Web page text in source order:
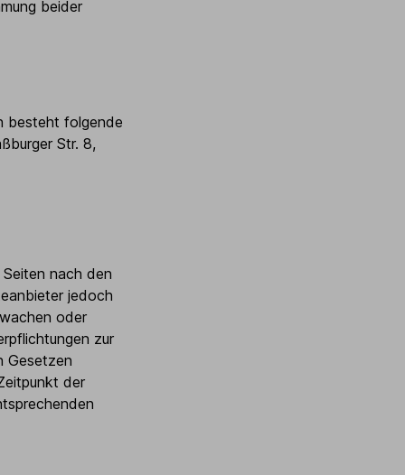
beider
besteht folgende
Str. 8,
nach den
jedoch
oder
zur
Gesetzen
der